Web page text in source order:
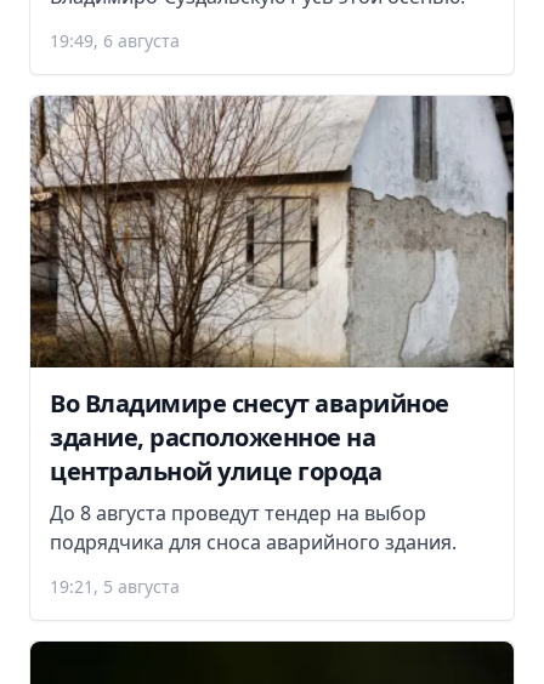
19:49, 6 августа
Во Владимире снесут аварийное
здание, расположенное на
центральной улице города
До 8 августа проведут тендер на выбор
подрядчика для сноса аварийного здания.
19:21, 5 августа